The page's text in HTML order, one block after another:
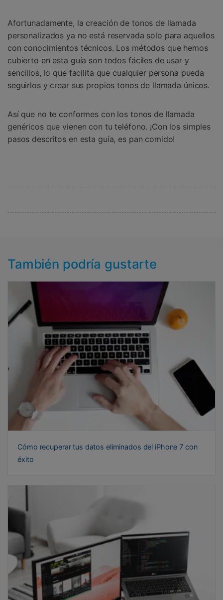
Afortunadamente, la creación de tonos de llamada
personalizados ya no está reservada solo para aquellos
con conocimientos técnicos. Los métodos que hemos
cubierto en esta guía son todos fáciles de usar y
sencillos, lo que facilita que cualquier persona pueda
seguirlos y crear sus propios tonos de llamada únicos.
Así que no te conformes con los tonos de llamada
genéricos que vienen con tu teléfono. ¡Con los simples
pasos descritos en esta guía, es pan comido!
También podría gustarte
Cómo recuperar tus datos eliminados del iPhone 7 con
éxito